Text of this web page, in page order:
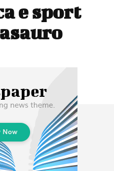
e sport